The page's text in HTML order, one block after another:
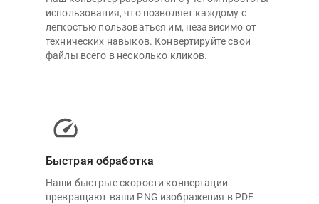
использования, что позволяет каждому с
легкостью пользоваться им, независимо от
технических навыков. Конвертируйте свои
файлы всего в несколько кликов.
Быстрая обработка
Наши быстрые скорости конвертации
превращают ваши PNG изображения в PDF